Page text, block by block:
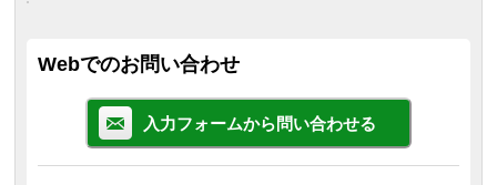
Webでのお問い合わせ
入力フォームから問い合わせる